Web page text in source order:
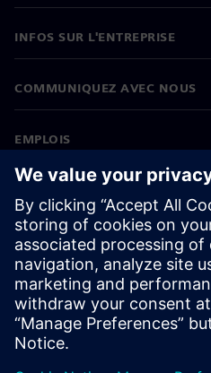
INFOS SUR L'ENTREPRISE
COMMUNIQUEZ AVEC NOUS
EMPLOIS
©Siemens 2026
Informations sur l’entreprise
Avertissement de confidentialité
Avis sur les cookies